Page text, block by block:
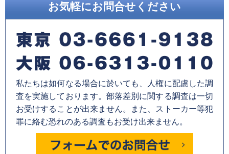
お気軽にお問合せください
私たちは如何なる場合に於いても、人権に配慮した調
査を実施しております。部落差別に関する調査は一切
お受けすることが出来ません。また、ストーカー等犯
罪に絡む恐れのある調査もお受け出来ません。